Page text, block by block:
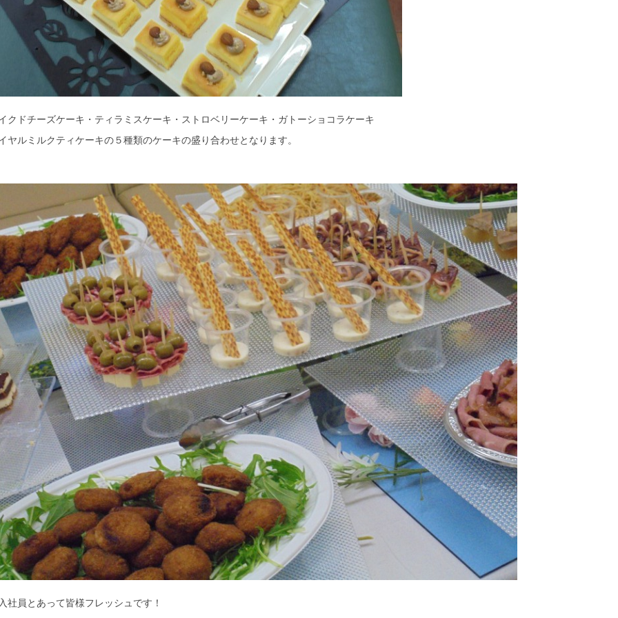
クドチーズケーキ・ティラミスケーキ・ストロベリーケーキ・ガトーショコラケーキ
ヤルミルクティケーキの５種類のケーキの盛り合わせとなります。
社員とあって皆様フレッシュです！